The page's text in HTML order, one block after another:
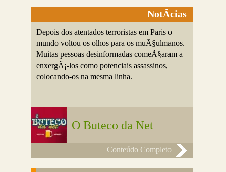
NotÃ­cias
Depois dos atentados terroristas em Paris o
mundo voltou os olhos para os muÃ§ulmanos.
Muitas pessoas desinformadas comeÃ§aram a
enxergÃ¡-los como potenciais assassinos,
colocando-os na mesma linha.
O Buteco da Net
Conteúdo Completo